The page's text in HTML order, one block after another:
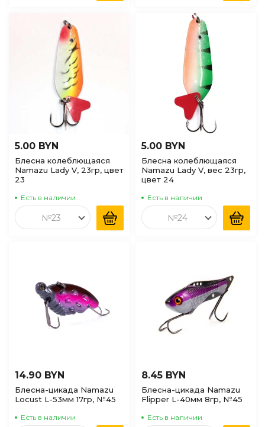
5.00 BYN
Блесна колеблющаяся
Namazu Lady V, 23гр, цвет
23
Есть в наличии
№23
5.00 BYN
Блесна колеблющаяся
Namazu Lady V, вес 23гр,
цвет 24
Есть в наличии
№24
14.90 BYN
Блесна-цикада Namazu
Locust L-53мм 17гр, №45
Есть в наличии
8.45 BYN
Блесна-цикада Namazu
Flipper L-40мм 8гр, №45
Есть в наличии